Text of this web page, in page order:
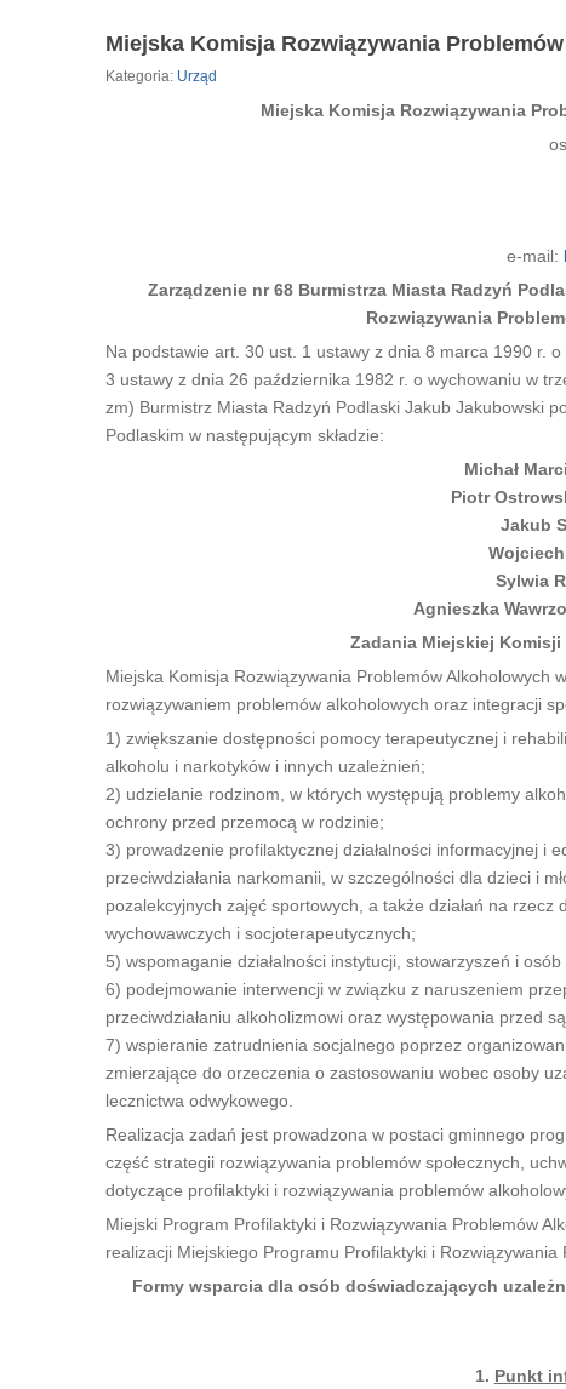
Miejska Komisja Rozwiązywania
Kategoria: Urząd
Miejska Komisja Rozwiązywania
e-mail:
Zarządzenie nr 68 Burmistrza Miasta Radzyń
Rozwiązywania
Na podstawie art. 30 ust. 1 ustawy z dnia 8 marca 1990 r.
3 ustawy z dnia 26 października 1982 r. o wychowaniu w
zm) Burmistrz Miasta Radzyń Podlaski Jakub Jakubowski
Podlaskim w następującym składzie:
Michał
Piotr
Jakub
Sylwia
Agnieszka
Zadania Miejskiej
Miejska Komisja Rozwiązywania Problemów Alkoholowych
rozwiązywaniem problemów alkoholowych oraz integracji
1) zwiększanie dostępności pomocy terapeutycznej i
alkoholu i narkotyków i innych uzależnień;
2) udzielanie rodzinom, w których występują problemy
ochrony przed przemocą w rodzinie;
3) prowadzenie profilaktycznej działalności informacyjnej i
przeciwdziałania narkomanii, w szczególności dla dzieci i
pozalekcyjnych zajęć sportowych, a także działań na
wychowawczych i socjoterapeutycznych;
5) wspomaganie działalności instytucji, stowarzyszeń i
6) podejmowanie interwencji w związku z naruszeniem
przeciwdziałaniu alkoholizmowi oraz występowania przed
7) wspieranie zatrudnienia socjalnego poprzez
zmierzające do orzeczenia o zastosowaniu wobec osoby
lecznictwa odwykowego.
Realizacja zadań jest prowadzona w postaci gminnego
część strategii rozwiązywania problemów społecznych,
dotyczące profilaktyki i rozwiązywania problemów
Miejski Program Profilaktyki i Rozwiązywania Problemów
realizacji Miejskiego Programu Profilaktyki i Rozwiązywania
Formy wsparcia dla osób doświadczających
1. Punkt